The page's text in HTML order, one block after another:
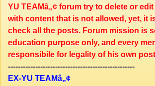
YU TEAMâ„¢ forum try to delete or
with content that is not allowed, yet, it
check all the posts. Forum mission is
education purpose only, and every
responsibile for legality of his own
---------------------------------------------------
EX-YU TEAMâ„¢